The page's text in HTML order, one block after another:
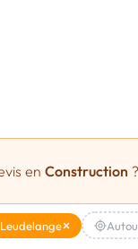
en Construction
Leudelange